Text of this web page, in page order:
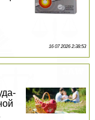
16 07 2026 2:38:53